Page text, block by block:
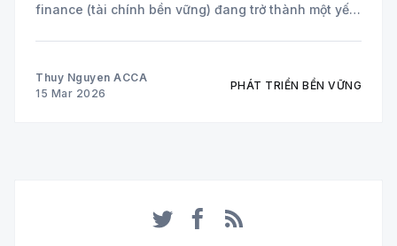
finance (tài chính bền vững) đang trở thành một yếu
Thuy Nguyen ACCA
15 Mar 2026
PHÁT TRIỂN BỀN VỮNG